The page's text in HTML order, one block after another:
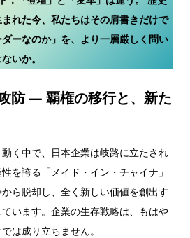
れた今、私たちはその肩書きだけで
ーなのか」を、より一層厳しく問い
いか。
防 ― 覇権の移行と、新た
く中で、日本企業は岐路に立たされ
を誇る「メイド・イン・チャイナ」
ら脱却し、全く新しい価値を創出す
います。企業の生存戦略は、もはや
は成り立ちません。